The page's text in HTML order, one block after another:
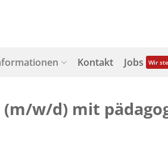
Kontakt Jobs Wir
w/d) mit